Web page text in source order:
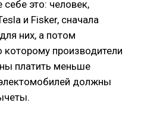
это: человек,
и Fisker, сначала
них, а потом
которому производители
платить меньше
должны